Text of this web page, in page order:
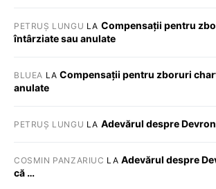
PETRUȘ LUNGU LA Compensații pentru
întârziate sau anulate
BLUEA LACompensații pentru zboruri
anulate
PETRUȘ LUNGU LA Adevărul despre
COSMIN PANZARIUC LA Adevărul despre
că …